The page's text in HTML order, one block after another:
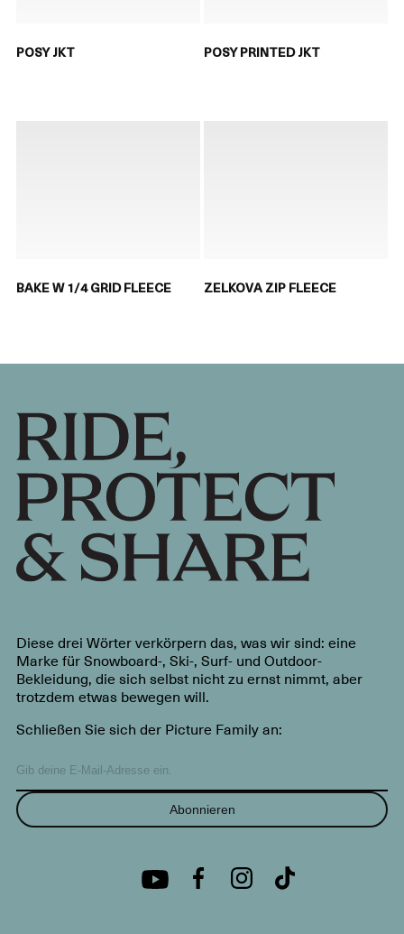
POSY JKT POSY PRINTED JKT
BAKE W 1/4 GRID FLEECE ZELKOVA ZIP FLEECE
Diese drei Wörter verkörpern das, was wir sind: eine
Marke für Snowboard-, Ski-, Surf- und Outdoor-
Bekleidung, die sich selbst nicht zu ernst nimmt, aber
trotzdem etwas bewegen will.
Schließen Sie sich der Picture Family an:
Abonnieren